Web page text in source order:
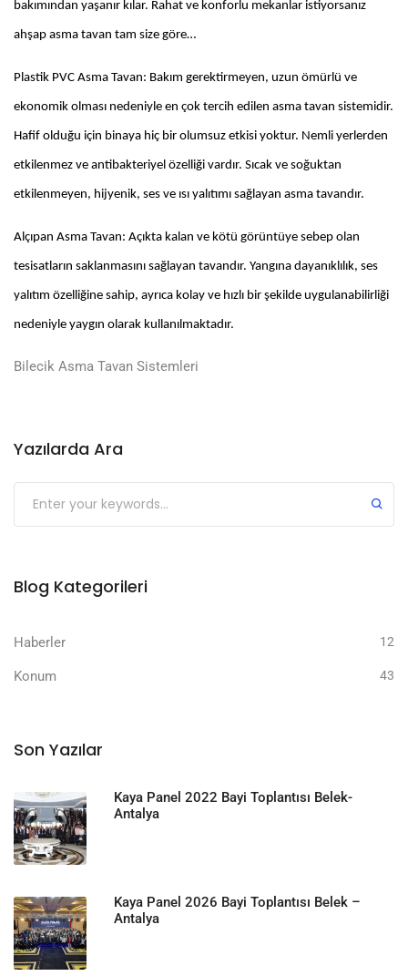
bakımından yaşanır kılar. Rahat ve konforlu mekanlar istiyorsanız
ahşap asma tavan tam size göre…
Plastik PVC Asma Tavan: Bakım gerektirmeyen, uzun ömürlü ve
ekonomik olması nedeniyle en çok tercih edilen asma tavan sistemidir.
Hafif olduğu için binaya hiç bir olumsuz etkisi yoktur. Nemli yerlerden
etkilenmez ve antibakteriyel özelliği vardır. Sıcak ve soğuktan
etkilenmeyen, hijyenik, ses ve ısı yalıtımı sağlayan asma tavandır.
Alçıpan Asma Tavan: Açıkta kalan ve kötü görüntüye sebep olan
tesisatların saklanmasını sağlayan tavandır. Yangına dayanıklılık, ses
yalıtım özelliğine sahip, ayrıca kolay ve hızlı bir şekilde uygulanabilirliği
nedeniyle yaygın olarak kullanılmaktadır.
Bilecik Asma Tavan Sistemleri
Yazılarda Ara
Submit
Blog Kategorileri
Haberler 12
Konum 43
Son Yazılar
Kaya Panel 2022 Bayi Toplantısı Belek-
Antalya
Kaya Panel 2026 Bayi Toplantısı Belek –
Antalya